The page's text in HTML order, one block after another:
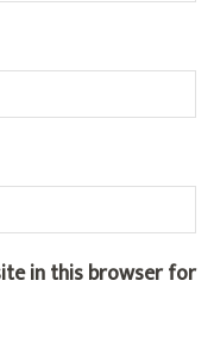
in this browser for